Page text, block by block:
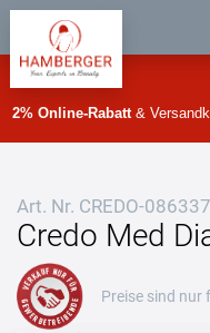
2% Online-Rabatt&
Art. Nr. CREDO-086337
Credo Med
Preise sind nur